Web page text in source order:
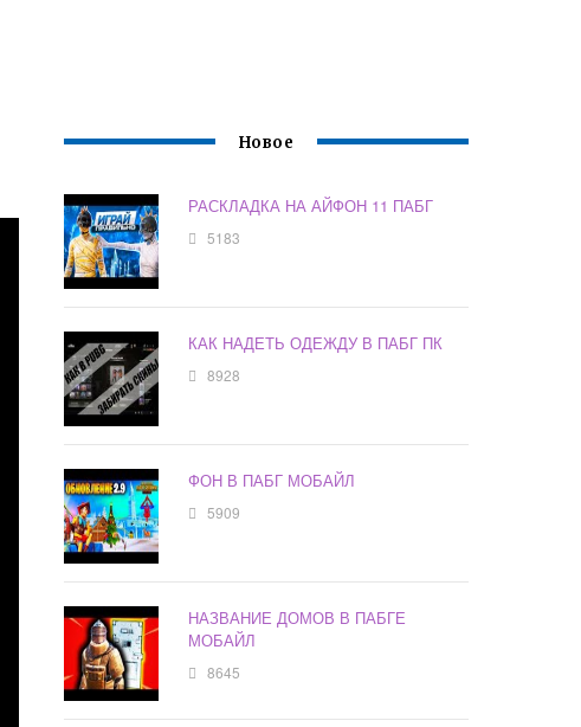
Новое
РАСКЛАДКА НА АЙФОН 11 ПАБГ
5183
КАК НАДЕТЬ ОДЕЖДУ В ПАБГ ПК
8928
ФОН В ПАБГ МОБАЙЛ
5909
НАЗВАНИЕ ДОМОВ В ПАБГЕ
МОБАЙЛ
8645